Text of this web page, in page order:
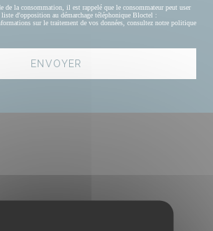
de la consommation, il est rappelé que le consommateur peut user
d'opposition au démarchage téléphonique Bloctel :
sur le traitement de vos données, consultez notre politique